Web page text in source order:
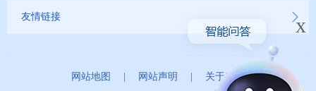
友情链接
网站地图 网站声明 关于我们
x